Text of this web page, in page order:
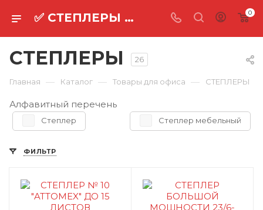
✅ СТЕПЛЕРЫ оптом ⚡ 0
СТЕПЛЕРЫ 26
Главная — Каталог — Товары для офиса — СТЕПЛЕРЫ
Алфавитный перечень
Степлер Степлер мебельный
ФИЛЬТР